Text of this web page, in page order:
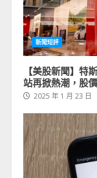
新聞短評
【美股新聞】特
站再掀熱潮，股
2025 年 1 月 23 日